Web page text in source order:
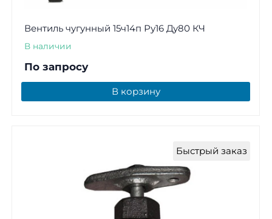
Вентиль чугунный 15ч14п Ру16 Ду80 КЧ
В наличии
По запросу
В корзину
Быстрый заказ